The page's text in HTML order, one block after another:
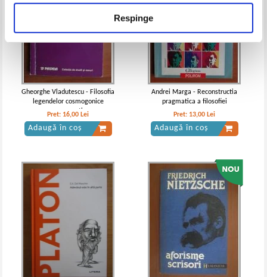
Respinge
Gheorghe Vladutescu - Filosofia
legendelor cosmogonice
romanesti
Pret: 16,00 Lei
Adaugă în coș
Andrei Marga - Reconstructia
pragmatica a filosofiei
Pret: 13,00 Lei
Adaugă în coș